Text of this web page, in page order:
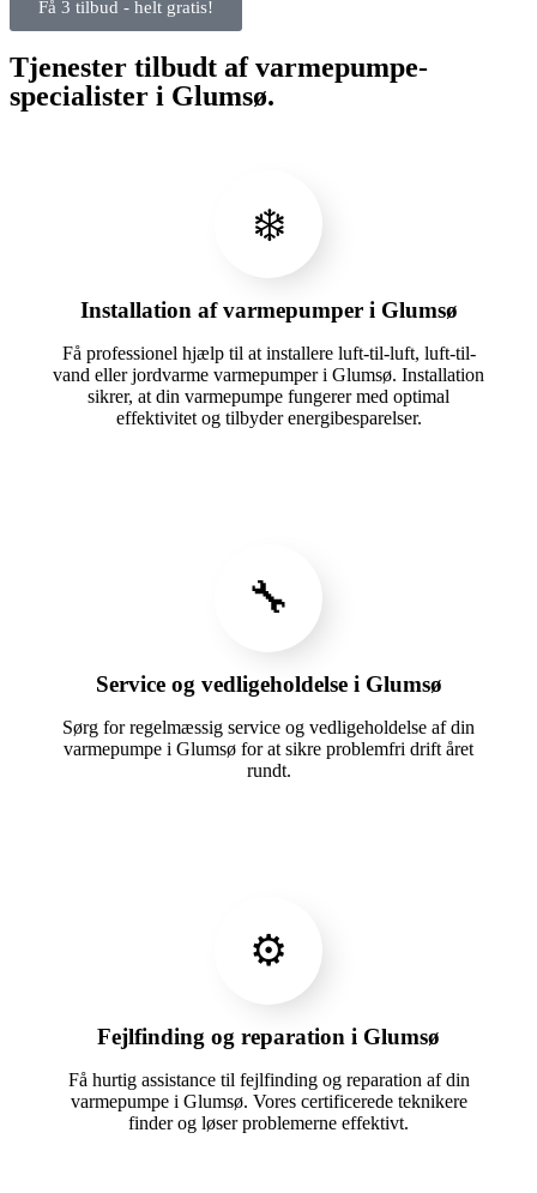
Få 3 tilbud - helt gratis!
Tjenester tilbudt af varmepumpe-
specialister i Glumsø.
❄️
Installation af varmepumper i Glumsø
Få professionel hjælp til at installere luft-til-luft, luft-til-
vand eller jordvarme varmepumper i Glumsø. Installation
sikrer, at din varmepumpe fungerer med optimal
effektivitet og tilbyder energibesparelser.
🔧
Service og vedligeholdelse i Glumsø
Sørg for regelmæssig service og vedligeholdelse af din
varmepumpe i Glumsø for at sikre problemfri drift året
rundt.
⚙️
Fejlfinding og reparation i Glumsø
Få hurtig assistance til fejlfinding og reparation af din
varmepumpe i Glumsø. Vores certificerede teknikere
finder og løser problemerne effektivt.